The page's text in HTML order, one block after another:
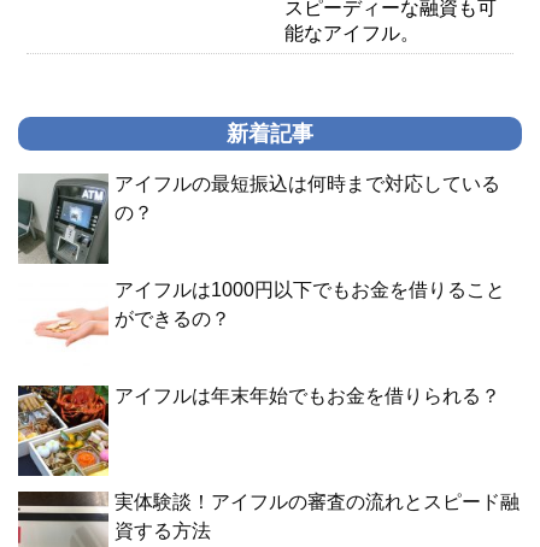
スピーディーな融資も可
能なアイフル。
新着記事
アイフルの最短振込は何時まで対応している
の？
アイフルは1000円以下でもお金を借りること
ができるの？
アイフルは年末年始でもお金を借りられる？
実体験談！アイフルの審査の流れとスピード融
資する方法